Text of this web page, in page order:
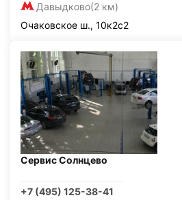
Давыдково(2 км)
Очаковское ш., 10к2с2
Сервис Солнцево
+7 (495) 125-38-41